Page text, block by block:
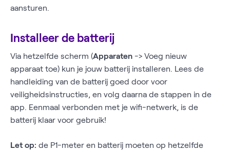
aansturen.
Installeer de batterij
Via hetzelfde scherm (Apparaten -> Voeg nieuw
apparaat toe) kun je jouw batterij installeren. Lees de
handleiding van de batterij goed door voor
veiligheidsinstructies, en volg daarna de stappen in de
app. Eenmaal verbonden met je wifi-netwerk, is de
batterij klaar voor gebruik!
Let op: de P1-meter en batterij moeten op hetzelfde